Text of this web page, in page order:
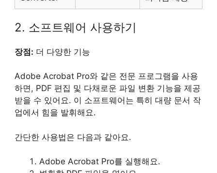
2. 소프트웨어 사용하기
장점: 더 다양한 기능
Adobe Acrobat Pro와 같은 전문 프로그램을 사용
하면, PDF 편집 및 다채로운 파일 변환 기능을 제공
받을 수 있어요. 이 소프트웨어는 특히 대량 문서 작
업에서 힘을 발휘해요.
간단한 사용법은 다음과 같아요.
Adobe Acrobat Pro를 실행해요.